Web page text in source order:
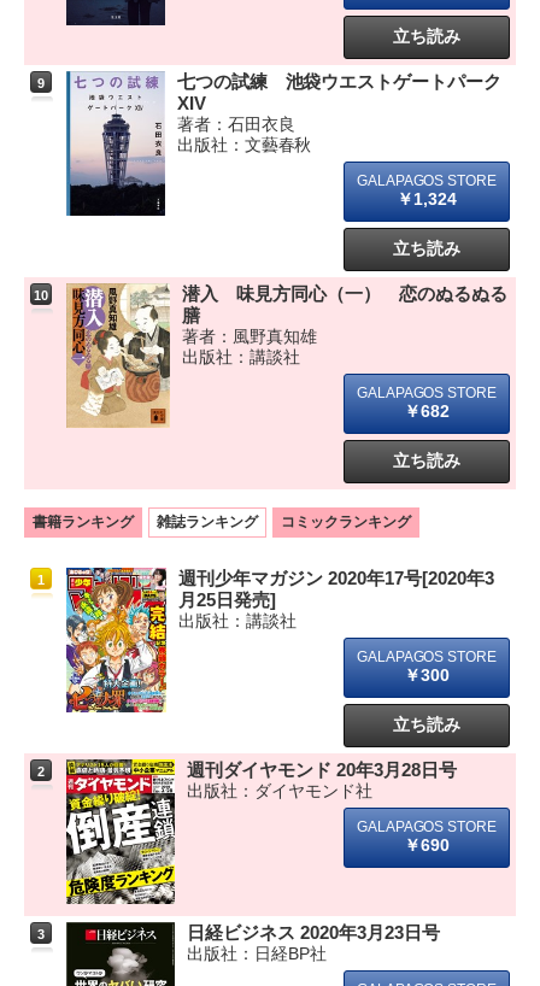
立ち読み
9
七つの試練 池袋ウエストゲートパーク
XIV
著者：石田衣良
出版社：文藝春秋
￥1,324
立ち読み
10
潜入 味見方同心（一） 恋のぬるぬる
膳
著者：風野真知雄
出版社：講談社
￥682
立ち読み
書籍ランキング 雑誌ランキング コミックランキング
1
週刊少年マガジン 2020年17号[2020年3
月25日発売]
出版社：講談社
￥300
立ち読み
2 週刊ダイヤモンド 20年3月28日号
出版社：ダイヤモンド社
￥690
3 日経ビジネス 2020年3月23日号
出版社：日経BP社